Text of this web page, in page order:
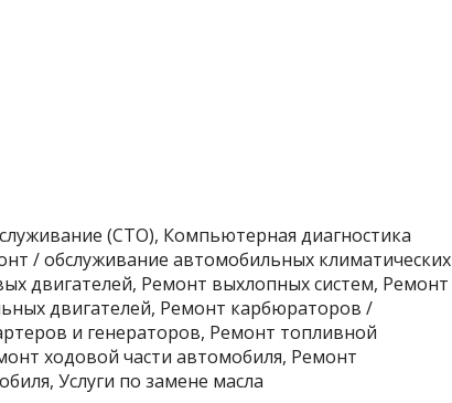
(СТО), Компьютерная диагностика
/ обслуживание автомобильных климатических
двигателей, Ремонт выхлопных систем, Ремонт
двигателей, Ремонт карбюраторов /
и генераторов, Ремонт топливной
ходовой части автомобиля, Ремонт
Услуги по замене масла